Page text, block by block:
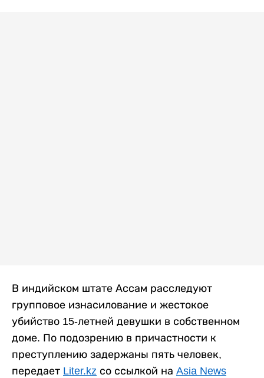
В индийском штате Ассам расследуют
групповое изнасилование и жестокое
убийство 15-летней девушки в собственном
доме. По подозрению в причастности к
преступлению задержаны пять человек,
передает Liter.kz со ссылкой на Asia News